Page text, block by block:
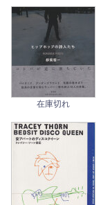
在庫切れ